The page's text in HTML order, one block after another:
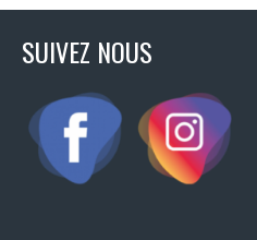
SUIVEZ NOUS